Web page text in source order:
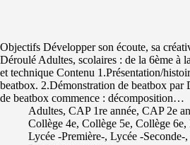
Objectifs Développer son écoute, sa
Déroulé Adultes, scolaires : de la 6ème à
et technique Contenu 1.Présentation/
beatbox. 2.Démonstration de beatbox par
de beatbox commence : décomposition…
Adultes, CAP 1re année, CAP 2e
Collège 4e, Collège 5e, Collège 6e,
Lycée -Première-, Lycée -Seconde-,